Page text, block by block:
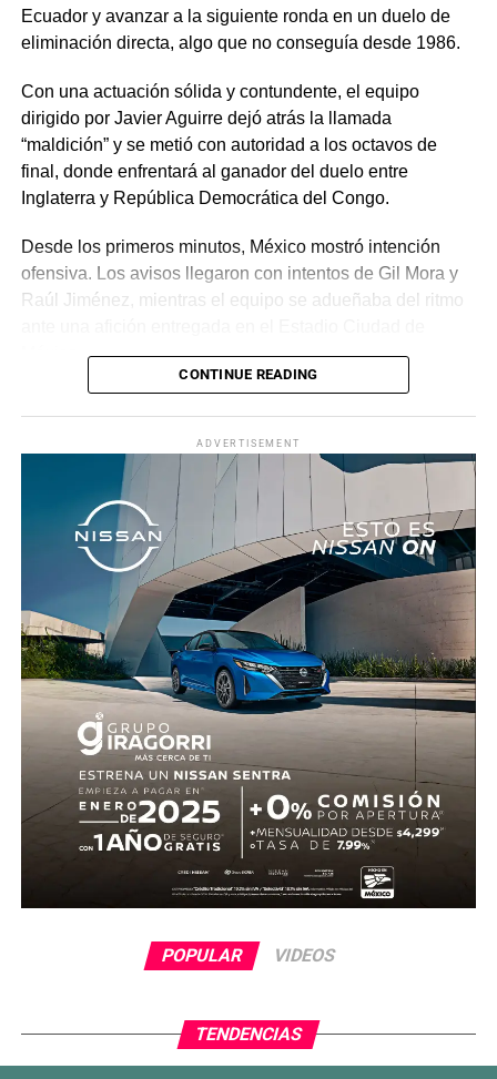
Ecuador y avanzar a la siguiente ronda en un duelo de
eliminación directa, algo que no conseguía desde 1986.
Con una actuación sólida y contundente, el equipo
dirigido por Javier Aguirre dejó atrás la llamada
“maldición” y se metió con autoridad a los octavos de
final, donde enfrentará al ganador del duelo entre
Inglaterra y República Democrática del Congo.
Desde los primeros minutos, México mostró intención
ofensiva. Los avisos llegaron con intentos de Gil Mora y
Raúl Jiménez, mientras el equipo se adueñaba del ritmo
Roberto “Piojo” Alvarado asistió a Julián Quiñones, quien
definió con categoría dentro del área para abrir el
marcador.
El dominio mexicano se mantuvo y no tardó en reflejarse
nuevamente. Al 31’, una recuperación en zona alta
permitió a Quiñones devolverle el balón a Raúl Jiménez,
quien sacó un potente disparo al ángulo para firmar el 2-
0.
Antes del descanso, el arquero Luis Ángel “Tala” Rangel
evitó el descuento con una gran atajada, manteniendo la
ventaja para el conjunto tricolor.
En la segunda mitad, Ecuador adelantó líneas y buscó
reaccionar con cambios ofensivos, pero careció de
claridad frente al arco. México, por su parte, optó por
administrar la ventaja y buscar espacios al contragolpe.
El cierre del partido incluyó la expulsión de Piero
Hincapié en tiempo agregado, tras una revisión del VAR,
Con este resultado, México no solo avanza de ronda, sino
CONTINUE READING
ADVERTISEMENT
POPULAR VIDEOS
TENDENCIAS